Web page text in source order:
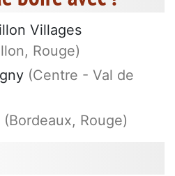
Villages
Rouge)
(Centre - Val de
(Bordeaux, Rouge)